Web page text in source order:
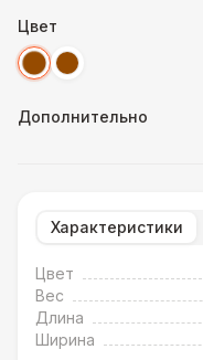
Цвет
Дополнительно
Характеристики
Цвет
Вес
Длина
Ширина